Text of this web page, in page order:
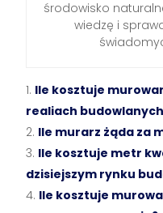
środowisko
wiedzę i
Ile kosztuje
realiach
Ile murarz żąda za
Ile kosztuje metr
dzisiejszym rynku
Ile kosztuje